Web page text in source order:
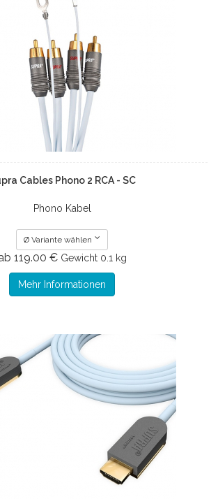
Cables Phono 2 RCA - SC
Phono Kabel
Ø Variante wählen
119.00 € Gewicht 0.1 kg
Mehr Informationen